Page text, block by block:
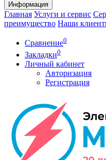
Информация
Главная Услуги и сервис
преимущество Наши
Сравнение0
Закладки0
Личный кабинет
Авторизация
Регистрация